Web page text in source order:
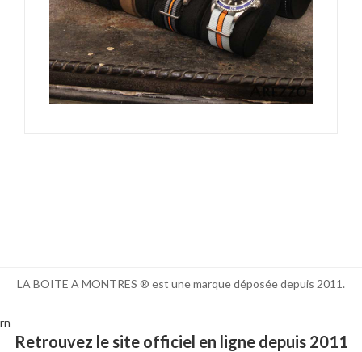
LA BOITE A MONTRES ® est une marque déposée depuis 2011.
rn
Retrouvez le site officiel en ligne depuis 2011